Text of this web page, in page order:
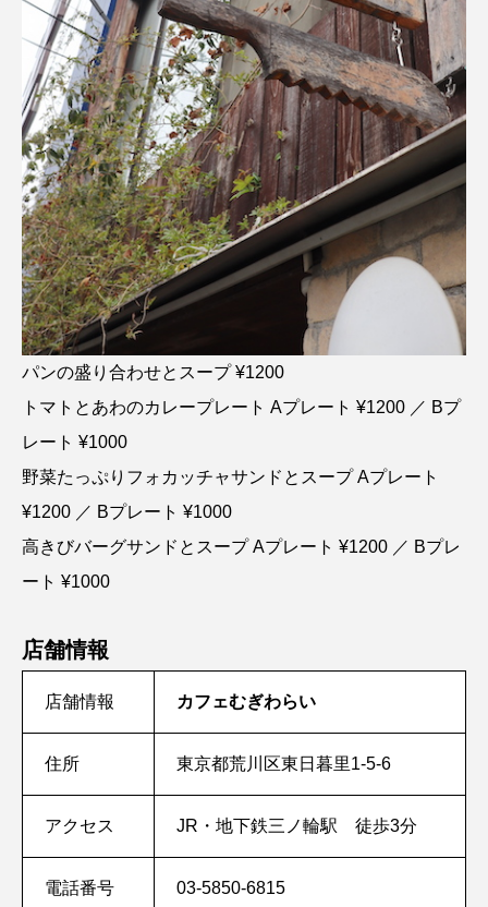
パンの盛り合わせとスープ ¥1200
トマトとあわのカレープレート Aプレート ¥1200 ／ Bプ
レート ¥1000
野菜たっぷりフォカッチャサンドとスープ Aプレート
¥1200 ／ Bプレート ¥1000
高きびバーグサンドとスープ Aプレート ¥1200 ／ Bプレ
ート ¥1000
店舗情報
店舗情報 カフェむぎわらい
住所 東京都荒川区東日暮里1-5-6
アクセス JR・地下鉄三ノ輪駅 徒歩3分
電話番号 03-5850-6815